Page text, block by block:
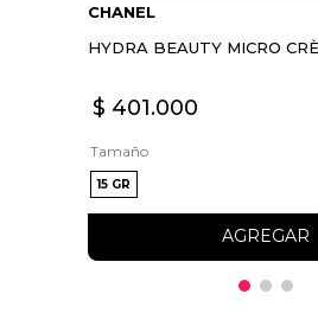
CHANEL
HYDRA BEAUTY MICRO
$ 401.000
Tamaño
15 GR
AGREGAR